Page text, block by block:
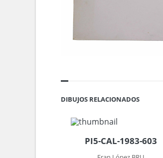
DIBUJOS RELACIONADOS
PI5-CAL-1983-603